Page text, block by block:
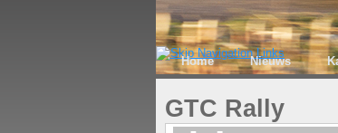
Home Nieuws
GTC Rally